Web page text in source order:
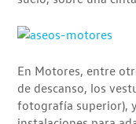
En Motores, entre
de descanso, los
fotografía superior),